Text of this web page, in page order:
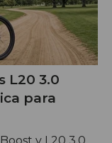
L20 3.0
para